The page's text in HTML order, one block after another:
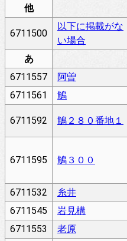
他
6711500
以下に掲載がな
い場合
あ
6711557
阿曽
6711561
鵤
6711592 鵤２８０番地１
6711595 鵤３００
6711532 糸井
6711545
岩見構
6711553
老原